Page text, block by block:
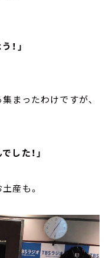
！」
まったわけですが、
した！」
産も。